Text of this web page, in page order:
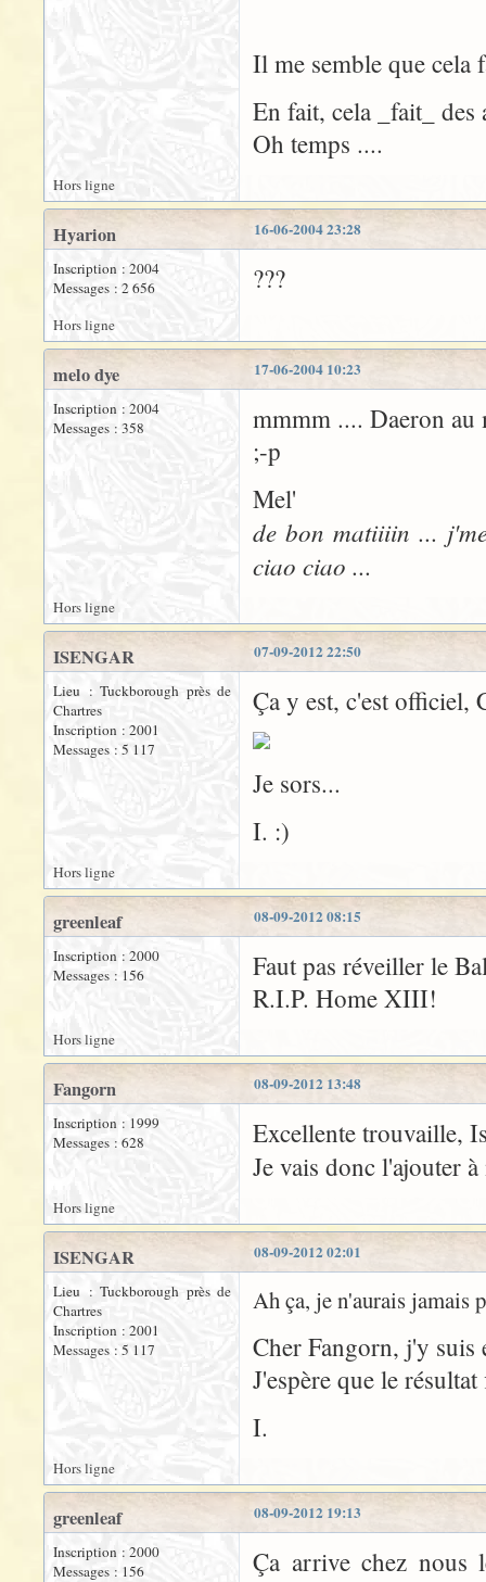
Il me semble que cela
En fait, cela _fait_ des
Oh temps ....
Hors ligne
16-06-2004 23:28
Hyarion
Inscription : 2004
Messages : 2 656
???
Hors ligne
17-06-2004 10:23
melo dye
Inscription : 2004
Messages : 358
mmmm .... Daeron
;-p
Mel'
de bon matiiiin ...
ciao ciao ...
Hors ligne
07-09-2012 22:50
ISENGAR
Lieu : Tuckborough près de
Chartres
Inscription : 2001
Messages : 5 117
Ça y est, c'est
Je sors...
I. :)
Hors ligne
08-09-2012 08:15
greenleaf
Inscription : 2000
Messages : 156
Faut pas réveiller le
R.I.P. Home XIII!
Hors ligne
08-09-2012 13:48
Fangorn
Inscription : 1999
Messages : 628
Excellente trouvaille,
Je vais donc l'ajouter
Hors ligne
08-09-2012 02:01
ISENGAR
Lieu : Tuckborough près de
Chartres
Inscription : 2001
Messages : 5 117
Ah ça, je n'aurais jamais
Cher Fangorn, j'y
J'espère que le
I.
Hors ligne
08-09-2012 19:13
greenleaf
Inscription : 2000
Messages : 156
Ça arrive chez